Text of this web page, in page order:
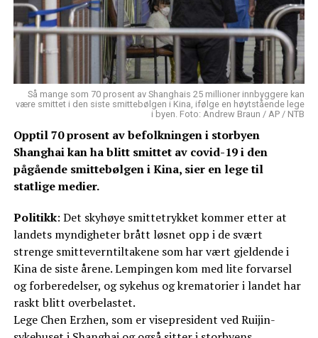
Så mange som 70 prosent av Shanghais 25 millioner innbyggere kan
være smittet i den siste smittebølgen i Kina, ifølge en høytstående lege
i byen. Foto: Andrew Braun / AP / NTB
Opptil 70 prosent av befolkningen i storbyen
Shanghai kan ha blitt smittet av covid-19 i den
pågående smittebølgen i Kina, sier en lege til
statlige medier.
Politikk: Det skyhøye smittetrykket kommer etter at
landets myndigheter brått løsnet opp i de svært
strenge smitteverntiltakene som har vært gjeldende i
Kina de siste årene. Lempingen kom med lite forvarsel
og forberedelser, og sykehus og krematorier i landet har
raskt blitt overbelastet.
Lege Chen Erzhen, som er visepresident ved Ruijin-